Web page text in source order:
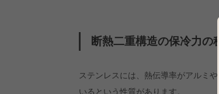
断熱二重構造の保冷力の
ステンレスには、熱伝導率がアルミ